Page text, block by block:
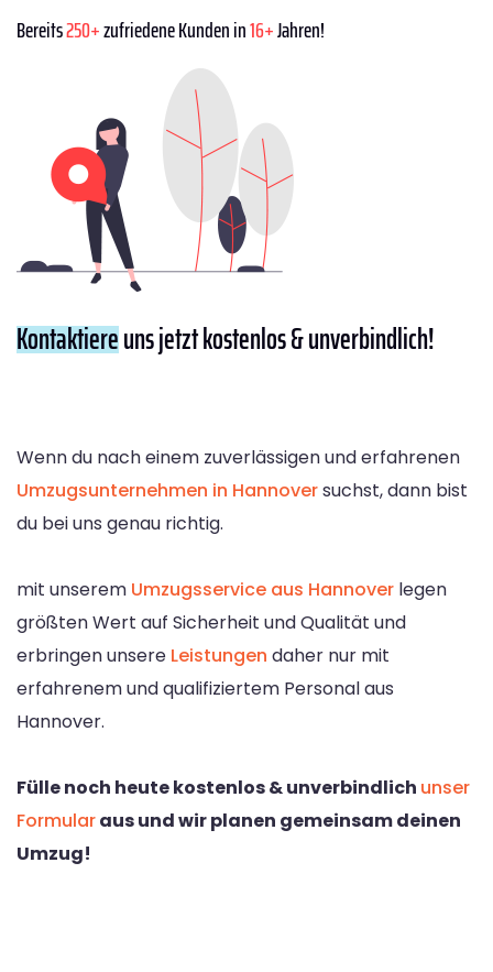
Bereits250+zufriedene Kunden in16+Jahren!
Kontaktiereuns jetzt kostenlos & unverbindlich!
Wenn du nach einem zuverlässigen und erfahrenen
Umzugsunternehmen in Hannoversuchst, dann bist
du bei uns genau richtig.
mit unserem Umzugsservice aus Hannover legen
größten Wert auf Sicherheit und Qualität und
erbringen unsere Leistungen daher nur mit
erfahrenem und qualifiziertem Personal aus
Hannover.
Fülle noch heute kostenlos & unverbindlich unser
Formularaus und wir planen gemeinsam deinen
Umzug!